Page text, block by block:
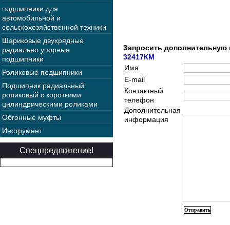
Запросить
32417КМ
Имя
E-mail
Контактный
телефон
Дополнительная
информация
подшипники для
автомобильной и
сельскохозяйственной техники
Шариковые двухрядные
радиально упорные
подшипники
Роликовые подшипники
Подшипник радиальный
роликовый с короткими
цилиндрическими роликами
Обгонные муфты
Инструмент
Спецпредложение!